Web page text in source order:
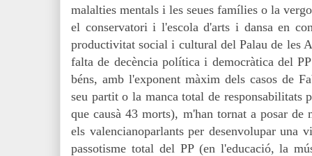
malalties mentals i les seues famílies o la
el conservatori i l'escola d'arts i dansa en
productivitat social i cultural del Palau de les
falta de decència política i democràtica del
béns, amb l'exponent màxim dels casos de
seu partit o la manca total de responsabilitats
que causà 43 morts), m'han tornat a posar
els valencianoparlants per desenvolupar una
passotisme total del PP (en l'educació, la